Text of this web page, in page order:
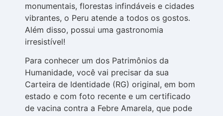
monumentais, florestas infindáveis e cidades
vibrantes, o Peru atende a todos os gostos.
Além disso, possui uma gastronomia
irresistível!
Para conhecer um dos Patrimônios da
Humanidade, você vai precisar da sua
Carteira de Identidade (RG) original, em bom
estado e com foto recente e um certificado
de vacina contra a Febre Amarela, que pode